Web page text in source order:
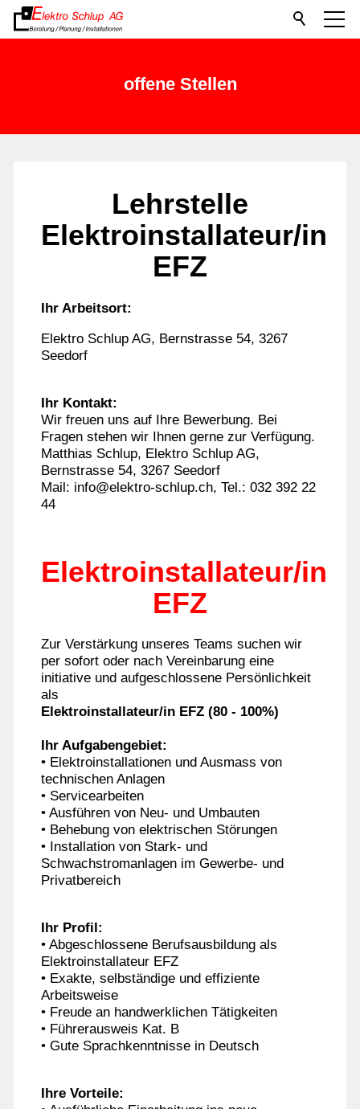
offene Stellen
Lehrstelle
Elektroinstallateur/in
EFZ
Ihr Arbeitsort:
Elektro Schlup AG, Bernstrasse 54, 3267
Seedorf
Ihr Kontakt:
Wir freuen uns auf Ihre Bewerbung. Bei
Fragen stehen wir Ihnen gerne zur Verfügung.
Matthias Schlup, Elektro Schlup AG,
Bernstrasse 54, 3267 Seedorf
Mail: info@elektro-schlup.ch, Tel.: 032 392 22
44
Elektroinstallateur/in
EFZ
Zur Verstärkung unseres Teams suchen wir
per sofort oder nach Vereinbarung eine
initiative und aufgeschlossene Persönlichkeit
als
Elektroinstallateur/in EFZ (80 - 100%)
Ihr Aufgabengebiet:
• Elektroinstallationen und Ausmass von
technischen Anlagen
• Servicearbeiten
• Ausführen von Neu- und Umbauten
• Behebung von elektrischen Störungen
• Installation von Stark- und
Schwachstromanlagen im Gewerbe- und
Privatbereich
Ihr Profil:
• Abgeschlossene Berufsausbildung als
Elektroinstallateur EFZ
• Exakte, selbständige und effiziente
Arbeitsweise
• Freude an handwerklichen Tätigkeiten
• Führerausweis Kat. B
• Gute Sprachkenntnisse in Deutsch
Ihre Vorteile: